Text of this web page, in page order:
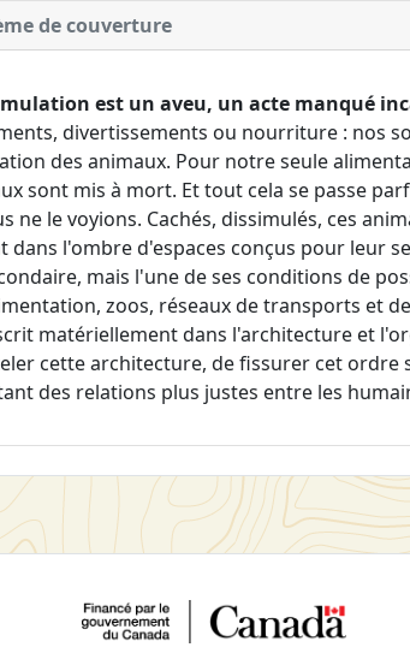
de couverture
est un aveu, un acte manqué
divertissements ou nourriture : nos
des animaux. Pour notre seule
sont mis à mort. Et tout cela se passe
ne le voyions. Cachés, dissimulés, ces
dans l'ombre d'espaces conçus pour leur
mais l'une de ses conditions de
zoos, réseaux de transports et
matériellement dans l'architecture et
cette architecture, de fissurer cet ordre
des relations plus justes entre les